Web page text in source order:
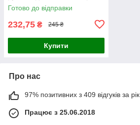
Готово до відправки
232,75 ₴ 245 ₴
Купити
Про нас
97% позитивних з 409 відгуків за рік
Працює з 25.06.2018